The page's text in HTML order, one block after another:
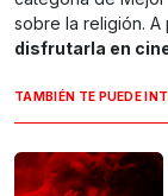
sobre la religión.
disfrutarla en
TAMBIÉN TE PUEDE